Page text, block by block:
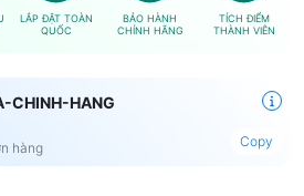
LẮP ĐẶT TOÀN
QUỐC
BẢO HÀNH
CHÍNH HÃNG
TÍCH ĐIỂM
THÀNH VIÊN
CHINH-HANG
hàng
Copy